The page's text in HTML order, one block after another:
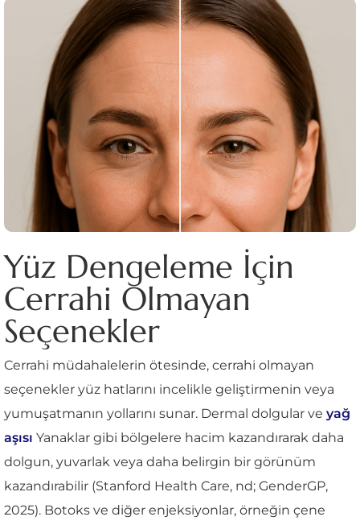
Yüz Dengeleme İçin
Cerrahi Olmayan
Seçenekler
Cerrahi müdahalelerin ötesinde, cerrahi olmayan
seçenekler yüz hatlarını incelikle geliştirmenin veya
yumuşatmanın yollarını sunar. Dermal dolgular ve yağ
aşısı Yanaklar gibi bölgelere hacim kazandırarak daha
dolgun, yuvarlak veya daha belirgin bir görünüm
kazandırabilir (Stanford Health Care, nd; GenderGP,
2025). Botoks ve diğer enjeksiyonlar, örneğin çene